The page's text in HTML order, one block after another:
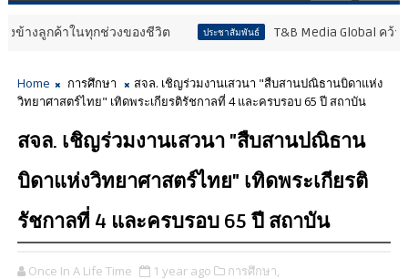
นทุกช่วงของชีวิต ประชาสัมพันธ์ T&B Media Global คว้า 2 รางวัลจ
Home การศึกษา
สจล. เชิญร่วมงานเสวนา "สืบสานปณิธานบิดาแห่ง
วิทยาศาสตร์ไทย" เทิดพระเกียรติรัชกาลที่ 4 และครบรอบ 65 ปี สถาบัน
สจล. เชิญร่วมงานเสวนา "สืบสานปณิธาน
บิดาแห่งวิทยาศาสตร์ไทย" เทิดพระเกียรติ
รัชกาลที่ 4 และครบรอบ 65 ปี สถาบัน
Once In A Life Time 1 year ago การศึกษา,